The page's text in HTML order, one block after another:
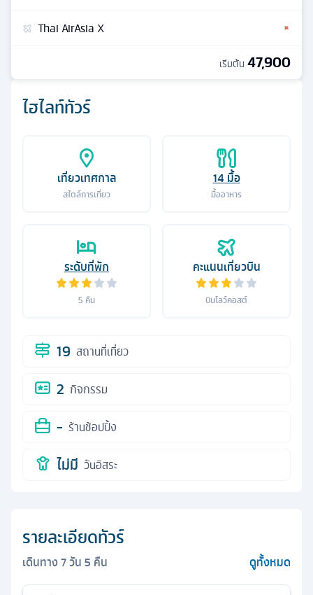
ไฮไลท์ทัวร์
เที่ยวเทศกาล
สไตล์การเที่ยว
14 มื้อ
มื้ออาหาร
ระดับที่พัก
5 คืน
คะแนนเที่ยวบิน
บินโลว์คอสต์
19 สถานที่เที่ยว
2 กิจกรรม
- ร้านช้อปปิ้ง
ไม่มี วันอิสระ
รายละเอียดทัวร์
เดินทาง7วัน5 คืน ดูทั้งหมด
Thai AirAsia X
เริ่มต้น 47,900